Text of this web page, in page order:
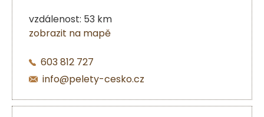
vzdálenost: 53 km
zobrazit na mapě
603 812 727
info@pelety-cesko.cz